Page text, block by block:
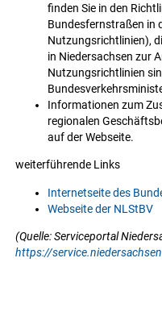
finden Sie in den
Bundesfernstraßen in
Nutzungsrichtlinien),
in Niedersachsen zur
Nutzungsrichtlinien
Informationen zum
regionalen
auf der Webseite.
weiterführende Links
Internetseite des
Webseite der NLStBV
(Quelle: Serviceportal
https://